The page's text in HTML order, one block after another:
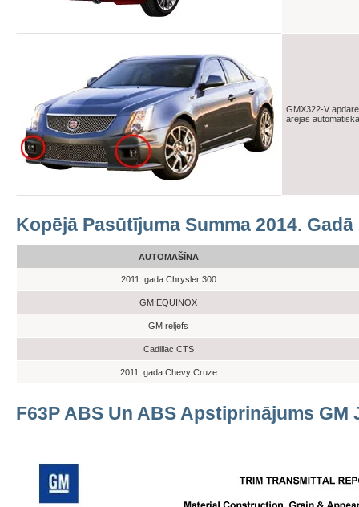
GMX322-V
ārējās
Kopējā Pasūtījuma Summa 2014. Gadā
AUTOMAŠĪNA
2011. gada Chrysler 300
ĢM EQUINOX
GM reljefs
Cadillac CTS
2011. gada Chevy Cruze
F63P ABS Un ABS Apstiprinājums GM